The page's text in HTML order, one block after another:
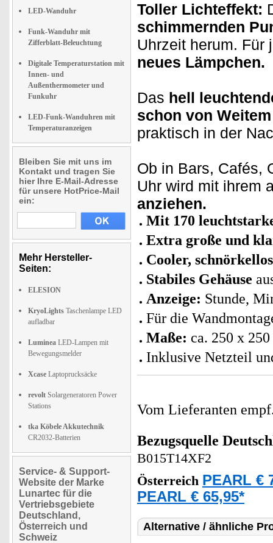
LED-Wanduhr
Funk-Wanduhr mit
Zifferblatt-Beleuchtung
Digitale Temperaturstation mit
Innen- und
Außenthermometer und
Funkuhr
LED-Funk-Wanduhren mit
Temperaturanzeigen
Bleiben Sie mit uns im
Kontakt und tragen Sie
hier Ihre E-Mail-Adresse
für unsere HotPrice-Mail
ein:
Mehr Hersteller-
Seiten:
ELESION
KryoLights Taschenlampe LED
aufladbar
Luminea LED-Lampen mit
Bewegungsmelder
Xcase Laptoprucksäcke
revolt Solargeneratoren Power
Stations
tka Köbele Akkutechnik
CR2032-Batterien
Service- & Support-
Website der Marke
Lunartec für die
Vertriebsgebiete
Deutschland,
Österreich und
Schweiz
Toller Lichteffekt:
schimmernden
Uhrzeit herum.
neues Lämpchen.
Das hell
schon von
praktisch in der
Ob in Bars, Cafés,
Uhr wird mit ihrem
anziehen.
Mit 170
Extra große und
Cooler,
Stabiles Gehäuse
Anzeige: Stunde,
Für die
Maße: ca. 250 x
Inklusive Netzteil
Vom Lieferanten
Bezugsquelle
B015T14XF2
Österreich PEARL €
PEARL € 65,95*
Alternative / ähnliche